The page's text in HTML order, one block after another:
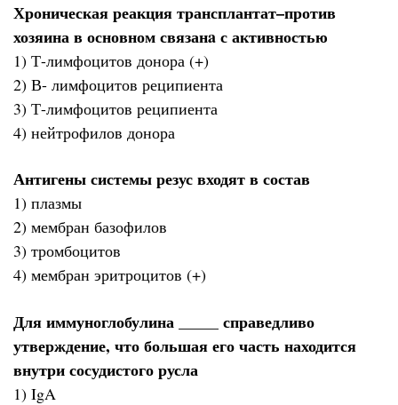
Хроническая реакция трансплантат–против
хозяина в основном связанa с активностью
1) Т-лимфоцитов донора (+)
2) В- лимфоцитов реципиента
3) Т-лимфоцитов реципиента
4) нейтрофилов донора
Антигены системы резус входят в состав
1) плазмы
2) мембран базофилов
3) тромбоцитов
4) мембран эритроцитов (+)
Для иммуноглобулина _____ справедливо
утверждение, что большая его часть находится
внутри сосудистого русла
1) IgA